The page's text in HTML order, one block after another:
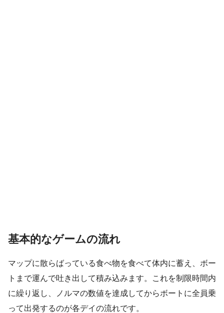
基本的なゲームの流れ
マップに散らばっている食べ物を食べて体内に蓄え、ボー
トまで運んで吐き出して積み込みます。これを制限時間内
に繰り返し、ノルマの数値を達成してからボートに全員乗
って出発するのが各デイの流れです。